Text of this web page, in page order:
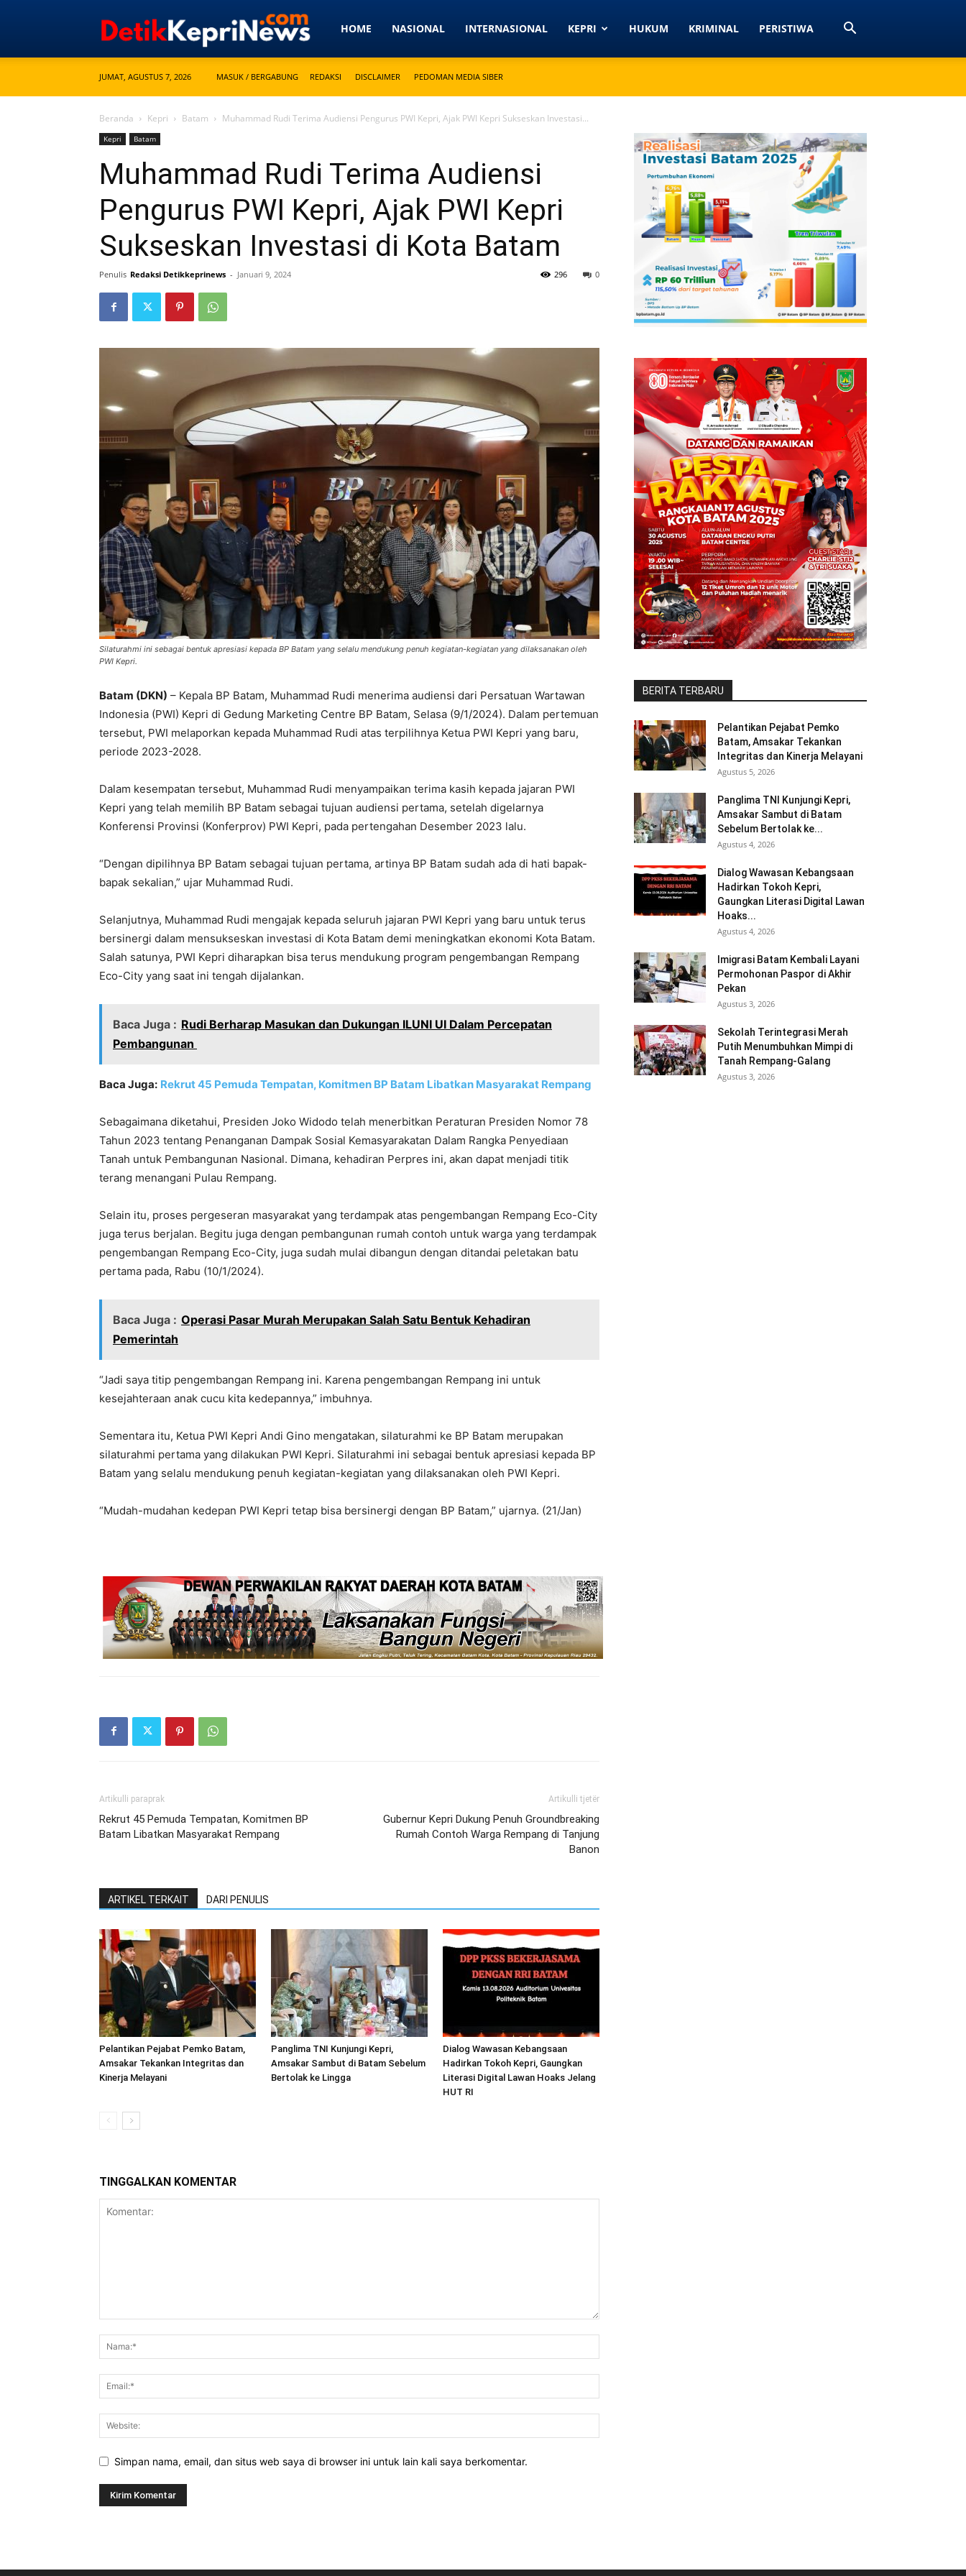
Detikkeprinews.com
HOME NASIONAL INTERNASIONAL KEPRI HUKUM KRIMINAL PERISTIWA
JUMAT, AGUSTUS 7, 2026 MASUK / BERGABUNG REDAKSI DISCLAIMER PEDOMAN MEDIA SIBER
Beranda Kepri Batam Muhammad Rudi Terima Audiensi Pengurus PWI Kepri, Ajak PWI Kepri Sukseskan Investasi...
Kepri Batam
Muhammad Rudi Terima Audiensi
Pengurus PWI Kepri, Ajak PWI Kepri
Sukseskan Investasi di Kota Batam
Penulis Redaksi Detikkeprinews - Januari 9, 2024 0
296
Silaturahmi ini sebagai bentuk apresiasi kepada BP Batam yang selalu mendukung penuh kegiatan-kegiatan yang dilaksanakan oleh
PWI Kepri.
Batam (DKN) – Kepala BP Batam, Muhammad Rudi menerima audiensi dari Persatuan Wartawan
Indonesia (PWI) Kepri di Gedung Marketing Centre BP Batam, Selasa (9/1/2024). Dalam pertemuan
tersebut, PWI melaporkan kepada Muhammad Rudi atas terpilihnya Ketua PWI Kepri yang baru,
periode 2023-2028.
Dalam kesempatan tersebut, Muhammad Rudi menyampaikan terima kasih kepada jajaran PWI
Kepri yang telah memilih BP Batam sebagai tujuan audiensi pertama, setelah digelarnya
Konferensi Provinsi (Konferprov) PWI Kepri, pada pertengahan Desember 2023 lalu.
“Dengan dipilihnya BP Batam sebagai tujuan pertama, artinya BP Batam sudah ada di hati bapak-
bapak sekalian,” ujar Muhammad Rudi.
Selanjutnya, Muhammad Rudi mengajak kepada seluruh jajaran PWI Kepri yang baru untuk terus
bersinergi dalam mensukseskan investasi di Kota Batam demi meningkatkan ekonomi Kota Batam.
Salah satunya, PWI Kepri diharapkan bisa terus mendukung program pengembangan Rempang
Eco-City yang saat ini tengah dijalankan.
Baca Juga : Rudi Berharap Masukan dan Dukungan ILUNI UI Dalam Percepatan
Pembangunan
Baca Juga: Rekrut 45 Pemuda Tempatan, Komitmen BP Batam Libatkan Masyarakat Rempang
Sebagaimana diketahui, Presiden Joko Widodo telah menerbitkan Peraturan Presiden Nomor 78
Tahun 2023 tentang Penanganan Dampak Sosial Kemasyarakatan Dalam Rangka Penyediaan
Tanah untuk Pembangunan Nasional. Dimana, kehadiran Perpres ini, akan dapat menjadi titik
terang menangani Pulau Rempang.
Selain itu, proses pergeseran masyarakat yang terdampak atas pengembangan Rempang Eco-City
juga terus berjalan. Begitu juga dengan pembangunan rumah contoh untuk warga yang terdampak
pengembangan Rempang Eco-City, juga sudah mulai dibangun dengan ditandai peletakan batu
pertama pada, Rabu (10/1/2024).
Baca Juga : Operasi Pasar Murah Merupakan Salah Satu Bentuk Kehadiran
Pemerintah
“Jadi saya titip pengembangan Rempang ini. Karena pengembangan Rempang ini untuk
kesejahteraan anak cucu kita kedepannya,” imbuhnya.
Sementara itu, Ketua PWI Kepri Andi Gino mengatakan, silaturahmi ke BP Batam merupakan
silaturahmi pertama yang dilakukan PWI Kepri. Silaturahmi ini sebagai bentuk apresiasi kepada BP
Batam yang selalu mendukung penuh kegiatan-kegiatan yang dilaksanakan oleh PWI Kepri.
“Mudah-mudahan kedepan PWI Kepri tetap bisa bersinergi dengan BP Batam,” ujarnya. (21/Jan)
Artikulli paraprak
Rekrut 45 Pemuda Tempatan, Komitmen BP
Batam Libatkan Masyarakat Rempang
Artikulli tjetër
Gubernur Kepri Dukung Penuh Groundbreaking
Rumah Contoh Warga Rempang di Tanjung
Banon
ARTIKEL TERKAIT DARI PENULIS
Pelantikan Pejabat Pemko Batam,
Amsakar Tekankan Integritas dan
Kinerja Melayani
Panglima TNI Kunjungi Kepri,
Amsakar Sambut di Batam Sebelum
Bertolak ke Lingga
Dialog Wawasan Kebangsaan
Hadirkan Tokoh Kepri, Gaungkan
Literasi Digital Lawan Hoaks Jelang
HUT RI
TINGGALKAN KOMENTAR
Simpan nama, email, dan situs web saya di browser ini untuk lain kali saya berkomentar.
BERITA TERBARU
Pelantikan Pejabat Pemko
Batam, Amsakar Tekankan
Integritas dan Kinerja Melayani
Agustus 5, 2026
Panglima TNI Kunjungi Kepri,
Amsakar Sambut di Batam
Sebelum Bertolak ke...
Agustus 4, 2026
Dialog Wawasan Kebangsaan
Hadirkan Tokoh Kepri,
Gaungkan Literasi Digital Lawan
Hoaks...
Agustus 4, 2026
Imigrasi Batam Kembali Layani
Permohonan Paspor di Akhir
Pekan
Agustus 3, 2026
Sekolah Terintegrasi Merah
Putih Menumbuhkan Mimpi di
Tanah Rempang-Galang
Agustus 3, 2026